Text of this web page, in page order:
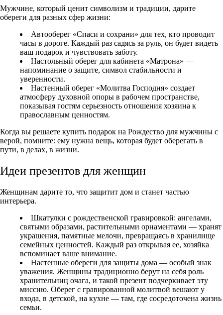
Мужчине, который ценит символизм и традиции, дарите
обереги для разных сфер жизни:
Автооберег «Спаси и сохрани» для тех, кто проводит
часы в дороге. Каждый раз садясь за руль, он будет видеть
ваш подарок и чувствовать заботу.
Настольный оберег для кабинета «Матрона» —
напоминание о защите, символ стабильности и
уверенности.
Настенный оберег «Молитва Господня» создает
атмосферу духовной опоры в рабочем пространстве,
показывая гостям серьезность отношения хозяина к
православным ценностям.
Когда вы решаете купить подарок на Рождество для мужчины с
верой, помните: ему нужна вещь, которая будет оберегать в
пути, в делах, в жизни.
Идеи презентов для женщин
Женщинам дарите то, что защитит дом и станет частью
интерьера.
Шкатулки с рождественской гравировкой: ангелами,
святыми образами, растительными орнаментами — хранят
украшения, памятные мелочи, превращаясь в хранилище
семейных ценностей. Каждый раз открывая ее, хозяйка
вспоминает ваше внимание.
Настенные обереги для защиты дома — особый знак
уважения. Женщины традиционно берут на себя роль
хранительниц очага, и такой презент подчеркивает эту
миссию. Оберег с гравированной молитвой вешают у
входа, в детской, на кухне — там, где сосредоточена жизнь
семьи.